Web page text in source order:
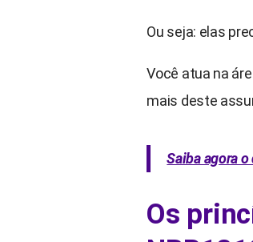
Ou seja: elas
Você atua na
mais deste
Saiba agora o
Os